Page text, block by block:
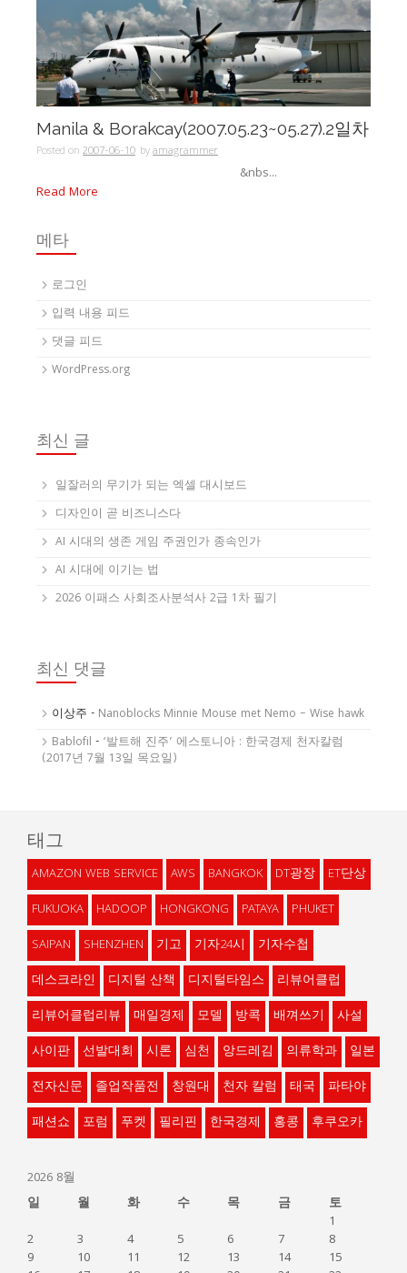
Manila & Borakcay(2007.05.23~05.27).2일차
Posted on 2007-06-10 byamagrammer
&nbs...
Read More
메타
로그인
입력 내용 피드
댓글 피드
WordPress.org
최신 글
일잘러의 무기가 되는 엑셀 대시보드
디자인이 곧 비즈니스다
AI 시대의 생존 게임 주권인가 종속인가
AI 시대에 이기는 법
2026 이패스 사회조사분석사 2급 1차 필기
최신 댓글
이상주 - Nanoblocks Minnie Mouse met Nemo – Wise hawk
Bablofil - ‘발트해 진주’ 에스토니아 : 한국경제 천자칼럼
(2017년 7월 13일 목요일)
태그
AMAZON WEB SERVICE AWS BANGKOK DT광장
ET단상
FUKUOKA
HADOOP HONGKONG PATAYA
PHUKET
SAIPAN
SHENZHEN 기고 기자24시
기자수첩
데스크라인
디지털 산책 디지털타임스
리뷰어클럽
리뷰어클럽리뷰
매일경제 모델 방콕 배껴쓰기
사설
사이판
선발대회 시론 심천 앙드레김 의류학과
일본
전자신문
졸업작품전 창원대 천자 칼럼 태국
파타야
패션쇼
포럼 푸켓 필리핀 한국경제 홍콩 후쿠오카
2026 8월
일
월 화 수 목 금
토
1
2
3 4 5 6 7
8
9
10 11 12 13 14
15